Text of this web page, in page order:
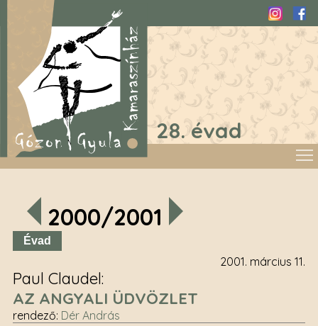
28. évad
2000/2001
Évad
2001. március 11.
Paul Claudel
AZ ANGYALI ÜDVÖZLET
rendező: Dér András